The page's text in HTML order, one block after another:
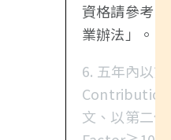
資格請參考
業辦法」。
6. 五年內以
Contribution)
文、以第二